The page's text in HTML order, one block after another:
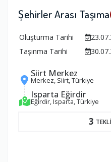
Şehirler Arası Taşıma
Oluşturma Tarihi
Taşınma Tarihi
Siirt Merkez
Merkez, Siirt, Türkiye
Isparta Eğirdir
Eğirdir, Isparta, Türkiye
3